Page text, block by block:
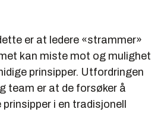
er at ledere «strammer»
kan miste mot og mulighet
prinsipper. Utfordringen
team er at de forsøker å
i en tradisjonell